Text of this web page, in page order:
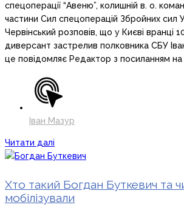
спецоперації “Авеню”, колишній в. о.
частини Сил спецоперацій Збройних сил
Червінський розповів, що у Києві вранці
диверсант застрелив полковника СБУ
це повідомляє Редактор з посиланням
Іван Мазур
Читати далі
Хто такий Богдан Буткевич та
мобілізували